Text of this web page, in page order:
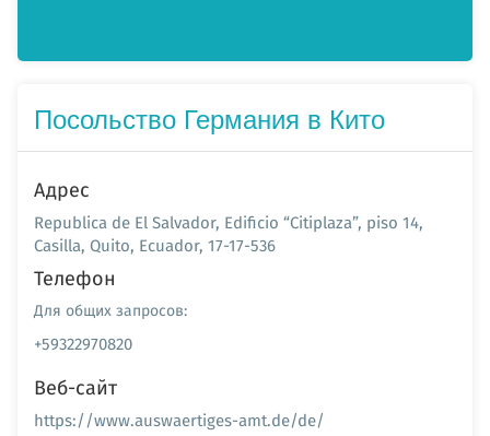
Посольство Германия в Кито
Адрес
Republica de El Salvador, Edificio “Citiplaza”, piso 14,
Casilla, Quito, Ecuador, 17-17-536
Телефон
Для общих запросов:
+59322970820
Веб-сайт
https://www.auswaertiges-amt.de/de/